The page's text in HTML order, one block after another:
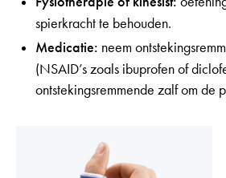
spierkracht te behouden.
Medicatie: neem
(NSAID’s zoals ibuprofen of
ontstekingsremmende zalf om de